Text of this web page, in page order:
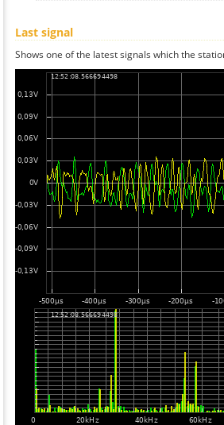
Last signal
Shows one of the latest signals which the